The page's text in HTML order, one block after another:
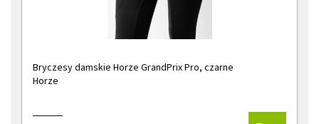
Bryczesy damskie Horze GrandPrix Pro, czarne
Horze